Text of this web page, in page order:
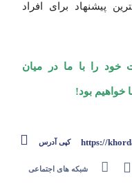
پیشنهاد برای افراد
خود را با ما در میان
بود!
https:// کپی آدرس
شبکه های اجتماعی